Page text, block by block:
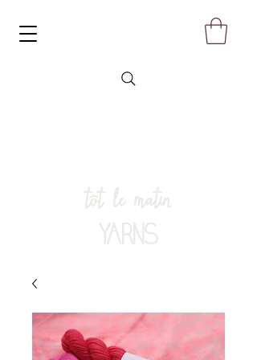
tôt le matin
YARNS